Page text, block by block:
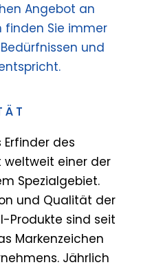
Angebot an
finden Sie immer
und
des
einer der
Spezialgebiet.
und Qualität der
Produkte sind seit
Markenzeichen
Jährlich